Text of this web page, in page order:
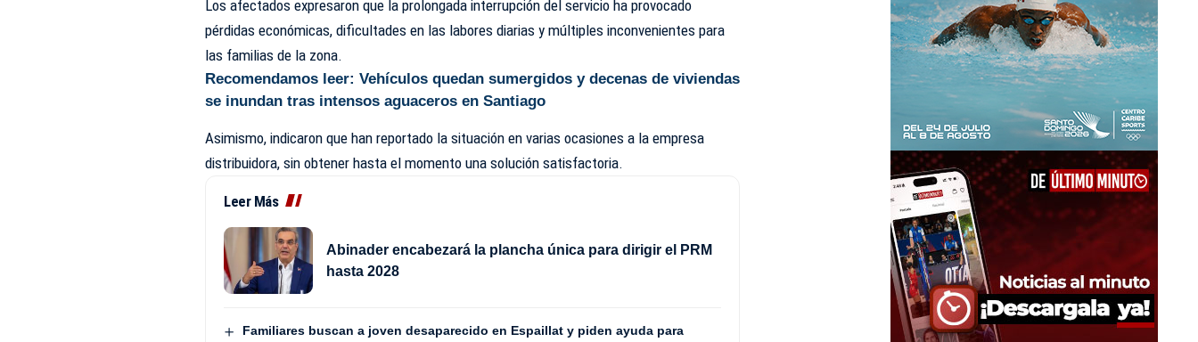
Los afectados expresaron que la prolongada interrupción del servicio ha provocado
pérdidas económicas, dificultades en las labores diarias y múltiples inconvenientes para
las familias de la zona.
Recomendamos leer:Vehículos quedan sumergidos y decenas de viviendas
se inundan tras intensos aguaceros en Santiago
Asimismo, indicaron que han reportado la situación en varias ocasiones a la empresa
distribuidora, sin obtener hasta el momento una solución satisfactoria.
Leer Más
Abinader encabezará la plancha única para dirigir el PRM
hasta 2028
Familiares buscan a joven desaparecido en Espaillat y piden ayuda para